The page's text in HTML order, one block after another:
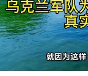
Play
00:00